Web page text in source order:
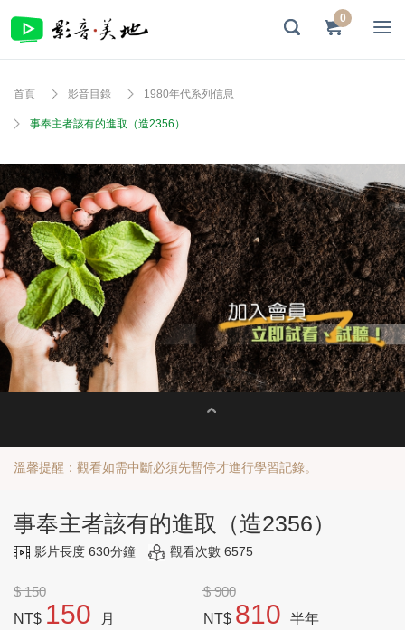
0
首頁 影音目錄 1980年代系列信息
事奉主者該有的進取（造2356）
溫馨提醒：觀看如需中斷必須先暫停才進行學習記錄。
事奉主者該有的進取（造2356）
影片長度 630分鐘 觀看次數 6575
$ 150
NT$ 150 月
$ 900
NT$ 810 半年